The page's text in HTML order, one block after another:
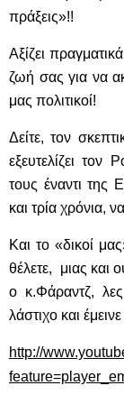
πράξεις»!!
Αξίζει
ζωή σας για να
μας πολιτικοί!
Δείτε, τον
εξευτελίζει τον
τους έναντι της
και τρία χρόνια,
Και το «δικοί
θέλετε, μιας και
ο κ.Φάραντζ,
λάστιχο και
http://